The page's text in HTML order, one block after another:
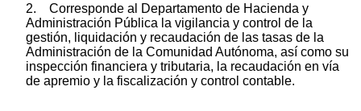
2. Corresponde al Departamento de Hacienda y
Administración Pública la vigilancia y control de la
gestión, liquidación y recaudación de las tasas de la
Administración de la Comunidad Autónoma, así como su
inspección financiera y tributaria, la recaudación en vía
de apremio y la fiscalización y control contable.